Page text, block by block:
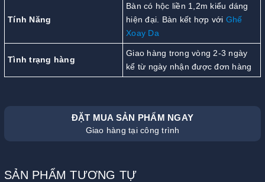
Tính Năng
Bàn có hộc liền 1,2m kiểu dáng
hiện đại. Bàn kết hợp với Ghế
Xoay Da
Tình trạng hàng
Giao hàng trong vòng 2-3 ngày
kể từ ngày nhận được đơn hàng
ĐẶT MUA SẢN PHẨM NGAY
Giao hàng tại công trình
SẢN PHẨM TƯƠNG TỰ